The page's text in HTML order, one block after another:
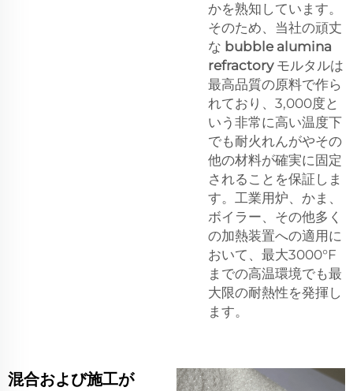
かを熟知しています。
そのため、当社の頑丈
な bubble alumina
refractory モルタルは
最高品質の原料で作ら
れており、3,000度と
いう非常に高い温度下
でも耐火れんがやその
他の材料が確実に固定
されることを保証しま
す。工業用炉、かま、
ボイラー、その他多く
の加熱装置への適用に
おいて、最大3000°F
までの高温環境でも最
大限の耐熱性を発揮し
ます。
混合および施工が